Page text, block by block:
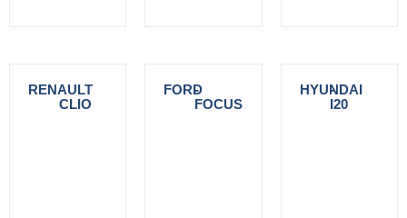
RENAULT
-
CLIO
FORD
-
FOCUS
HYUNDAI
-
I20